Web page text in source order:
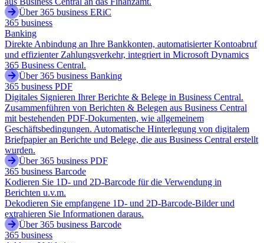
Über 365 business ERiC
365 business
Banking
Direkte Anbindung an Ihre Bankkonten, automatisierter Kontoabruf
und effizienter Zahlungsverkehr, integriert in Microsoft Dynamics
365 Business Central.
Über 365 business Banking
365 business PDF
Digitales Signieren Ihrer Berichte & Belege in Business Central.
Zusammenführen von Berichten & Belegen aus Business Central
mit bestehenden PDF-Dokumenten, wie allgemeinem
Geschäftsbedingungen. Automatische Hinterlegung von digitalem
Briefpapier an Berichte und Belege, die aus Business Central erstellt
wurden.
Über 365 business PDF
365 business Barcode
Kodieren Sie 1D- und 2D-Barcode für die Verwendung in
Berichten u.v.m.
Dekodieren Sie empfangene 1D- und 2D-Barcode-Bilder und
extrahieren Sie Informationen daraus.
Über 365 business Barcode
365 business